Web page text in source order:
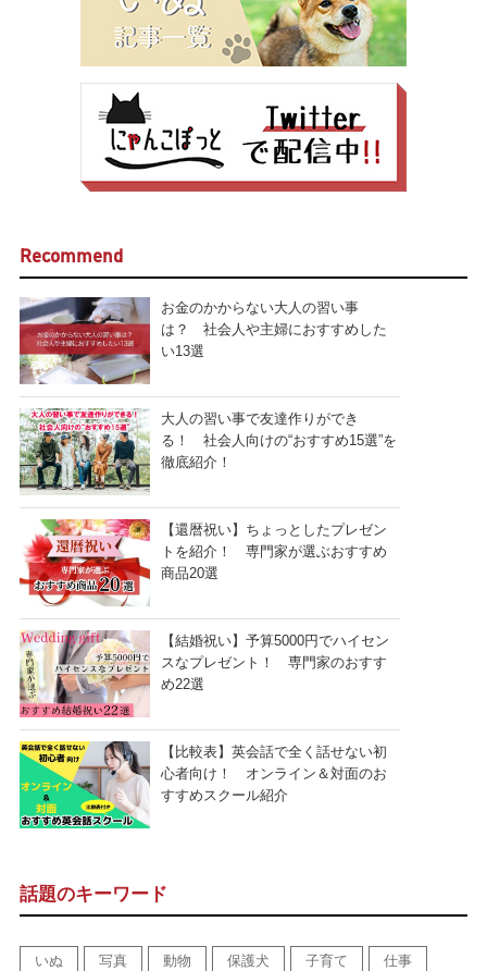
Recommend
お金のかからない大人の習い事
は？ 社会人や主婦におすすめした
い13選
大人の習い事で友達作りができ
る！ 社会人向けの“おすすめ15選”を
徹底紹介！
【還暦祝い】ちょっとしたプレゼン
トを紹介！ 専門家が選ぶおすすめ
商品20選
【結婚祝い】予算5000円でハイセン
スなプレゼント！ 専門家のおすす
め22選
【比較表】英会話で全く話せない初
心者向け！ オンライン＆対面のお
すすめスクール紹介
話題のキーワード
いぬ 写真 動物 保護犬 子育て 仕事